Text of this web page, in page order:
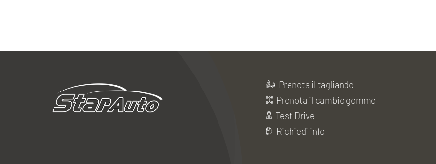
Prenota il tagliando
Prenota il cambio gomme
Test Drive
Richiedi info